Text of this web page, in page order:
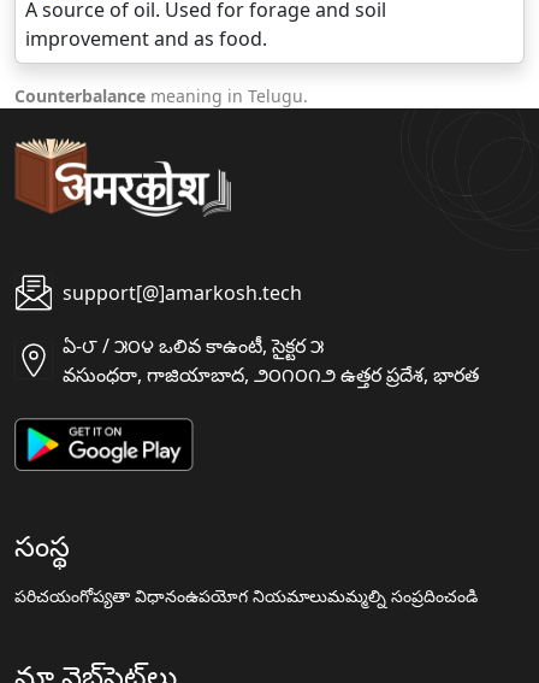
A source of oil. Used for forage and soil
improvement and as food.
Counterbalance meaning in Telugu.
support[@]amarkosh.tech
ఏ-౮ / ౫౦౪ ఒలివ కాఉంటీ, సైక్టర ౫
వసుంధరా, గాజియాబాద, ౨౦౧౦౧౨ ఉత్తర ప్రదేశ, భారత
సంస్థ
పరిచయంగోప్యతా విధానంఉపయోగ నియమాలుమమ్మల్ని సంప్రదించండి